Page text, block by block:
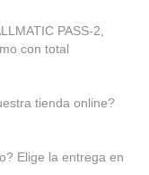
PASS-2,
con total
tienda online?
Elige la entrega en